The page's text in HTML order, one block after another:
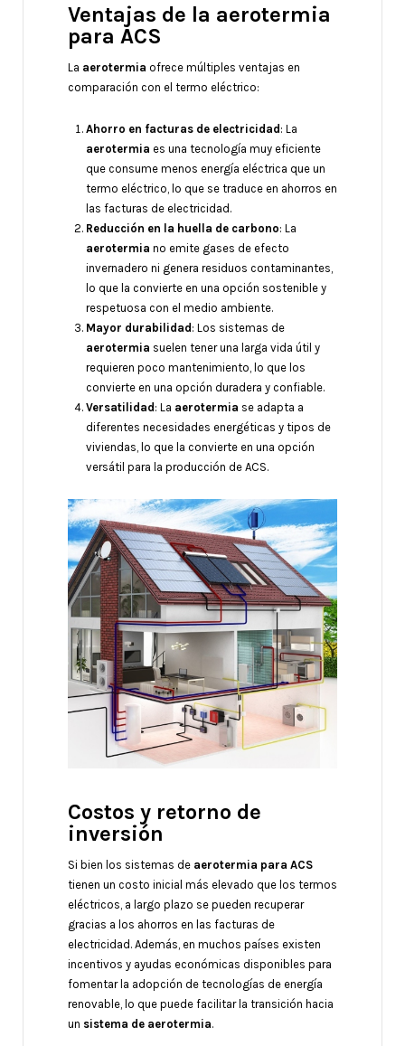
Ventajas de la aerotermia
para ACS
La aerotermia ofrece múltiples ventajas en
comparación con el termo eléctrico:
Ahorro en facturas de electricidad: La
aerotermia es una tecnología muy eficiente
que consume menos energía eléctrica que un
termo eléctrico, lo que se traduce en ahorros en
las facturas de electricidad.
Reducción en la huella de carbono: La
aerotermia no emite gases de efecto
invernadero ni genera residuos contaminantes,
lo que la convierte en una opción sostenible y
respetuosa con el medio ambiente.
Mayor durabilidad: Los sistemas de
aerotermia suelen tener una larga vida útil y
requieren poco mantenimiento, lo que los
convierte en una opción duradera y confiable.
Versatilidad: La aerotermia se adapta a
diferentes necesidades energéticas y tipos de
viviendas, lo que la convierte en una opción
versátil para la producción de ACS.
Costos y retorno de
inversión
Si bien los sistemas de aerotermia para ACS
tienen un costo inicial más elevado que los termos
eléctricos, a largo plazo se pueden recuperar
gracias a los ahorros en las facturas de
electricidad. Además, en muchos países existen
incentivos y ayudas económicas disponibles para
fomentar la adopción de tecnologías de energía
renovable, lo que puede facilitar la transición hacia
un sistema de aerotermia.